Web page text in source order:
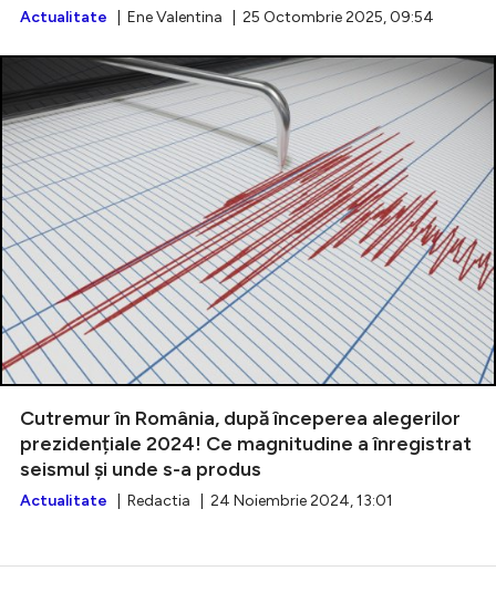
Actualitate | Ene Valentina | 25 Octombrie 2025, 09:54
Cutremur în România, după începerea alegerilor
prezidențiale 2024! Ce magnitudine a înregistrat
seismul și unde s-a produs
Actualitate | Redactia | 24 Noiembrie 2024, 13:01